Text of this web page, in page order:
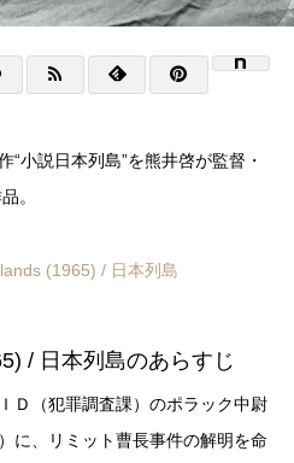
“小説日本列島”を熊井啓が監督・
。
(1965) / 日本列島
/ 日本列島のあらすじ
Ｄ（犯罪調査課）のポラック中尉
に、リミット曹長事件の解明を命